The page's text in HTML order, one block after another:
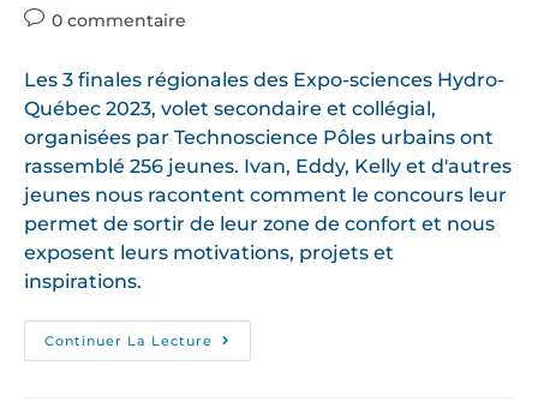
0 commentaire
Les 3 finales régionales des Expo-sciences Hydro-
Québec 2023, volet secondaire et collégial,
organisées par Technoscience Pôles urbains ont
rassemblé 256 jeunes. Ivan, Eddy, Kelly et d'autres
jeunes nous racontent comment le concours leur
permet de sortir de leur zone de confort et nous
exposent leurs motivations, projets et
inspirations.
Continuer La Lecture